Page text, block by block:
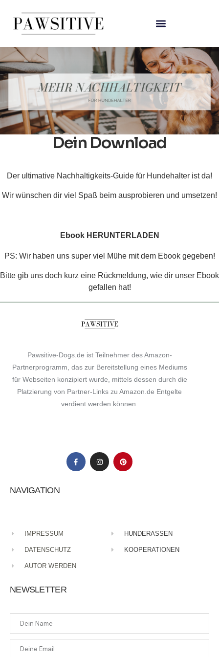
Dein Download
Der ultimative Nachhaltigkeits-Guide für Hundehalter ist da!
Wir wünschen dir viel Spaß beim ausprobieren und umsetzen!
Ebook HERUNTERLADEN
PS: Wir haben uns super viel Mühe mit dem Ebook gegeben!
Bitte gib uns doch kurz eine Rückmeldung, wie dir unser Ebook
gefallen hat!
Pawsitive-Dogs.de ist Teilnehmer des Amazon-
Partnerprogramm, das zur Bereitstellung eines Mediums
für Webseiten konzipiert wurde, mittels dessen durch die
Platzierung von Partner-Links zu Amazon.de Entgelte
verdient werden können.
NAVIGATION
IMPRESSUM
DATENSCHUTZ
AUTOR WERDEN
HUNDERASSEN
KOOPERATIONEN
NEWSLETTER